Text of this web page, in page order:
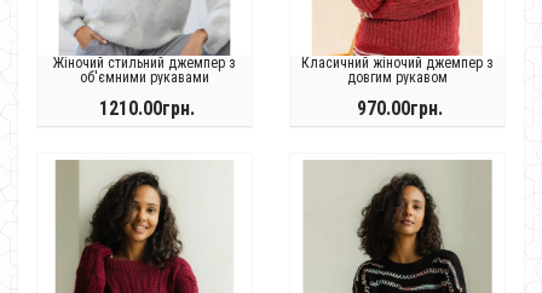
Жіночий стильний джемпер з
об'ємними рукавами
1210.00грн.
Класичний жіночий джемпер з
довгим рукавом
970.00грн.